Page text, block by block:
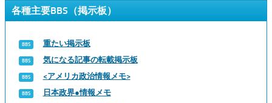
各種主要BBS（掲示板）
重たい掲示板
気になる記事の転載掲示板
<アメリカ政治情報メモ>
日本政界●情報メモ